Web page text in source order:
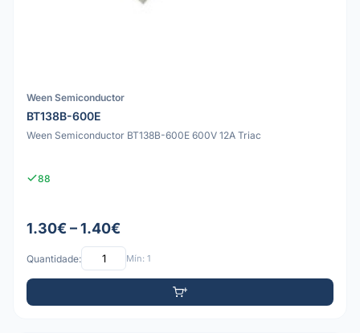
Ween Semiconductor
BT138B-600E
Ween Semiconductor BT138B-600E 600V 12A Triac
88
1.30€ – 1.40€
Quantidade: Mín: 1